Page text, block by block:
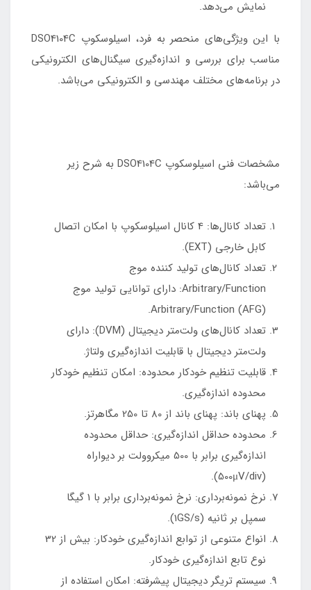
نمایش می‌دهد.
با این ویژگی‌های منحصر به فرد، اسیلوسکوپ DSO4104C
مناسب برای بررسی و اندازه‌گیری سیگنال‌های الکترونیکی
در برنامه‌های مختلف مهندسی و الکترونیکی می‌باشد.
مشخصات فنی اسیلوسکوپ DSO4104C به شرح زیر
می‌باشد:
تعداد کانال‌ها: 4 کانال اسیلوسکوپ با امکان اتصال
کابل خارجی (EXT).
تعداد کانال‌های تولید کننده موج
Arbitrary/Function: دارای توانایی تولید موج
Arbitrary/Function (AFG).
تعداد کانال‌های ولت‌متر دیجیتال (DVM): دارای
ولت‌متر دیجیتال با قابلیت اندازه‌گیری ولتاژ.
قابلیت تنظیم خودکار محدوده: امکان تنظیم خودکار
محدوده اندازه‌گیری.
پهنای باند: پهنای باند از 80 تا 250 مگاهرتز.
محدوده حداقل اندازه‌گیری: حداقل محدوده
اندازه‌گیری برابر با 500 میکروولت بر دیواراه
(500μV/div).
نرخ نمونه‌برداری: نرخ نمونه‌برداری برابر با 1 گیگا
سمپل بر ثانیه (1GS/s).
انواع متنوعی از توابع اندازه‌گیری خودکار: بیش از 32
نوع تابع اندازه‌گیری خودکار.
سیستم تریگر دیجیتال پیشرفته: امکان استفاده از